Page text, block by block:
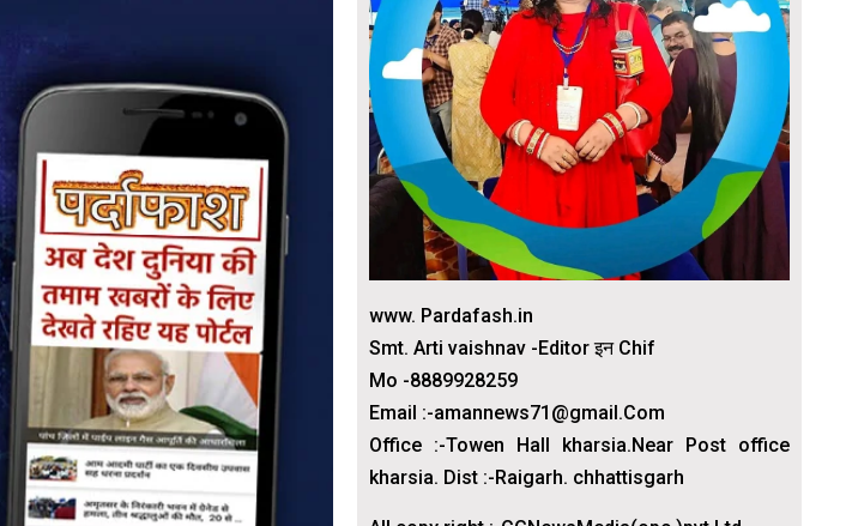
www. Pardafash.in
Smt. Arti vaishnav -Editor इन Chif
Mo -8889928259
Email :-amannews71@gmail.Com
Office :-Towen Hall kharsia.Near Post office
kharsia. Dist :-Raigarh. chhattisgarh